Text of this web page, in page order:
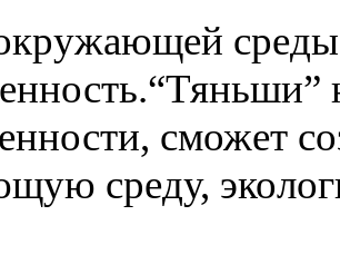
среды
сможет
среду,